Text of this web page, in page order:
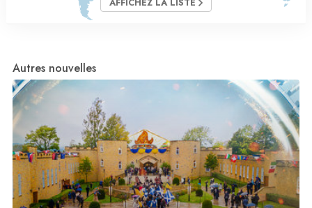
Autres nouvelles